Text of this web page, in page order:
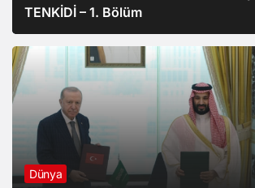
TENKİDİ – 1. Bölüm
Dünya